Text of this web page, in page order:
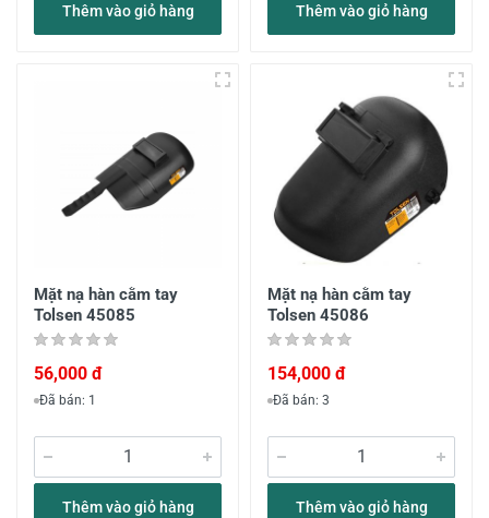
Thêm vào giỏ hàng Thêm vào giỏ hàng
Mặt nạ hàn cằm tay
Tolsen 45085
56,000 đ
Đã bán: 1
Thêm vào giỏ hàng
Mặt nạ hàn cằm tay
Tolsen 45086
154,000 đ
Đã bán: 3
Thêm vào giỏ hàng